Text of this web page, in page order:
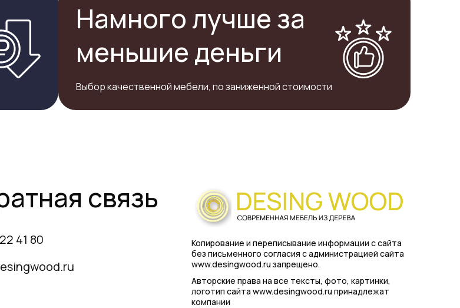
Намного лучше за
меньшие деньги
Выбор качественной мебели, по заниженной стоимости
связь
41 80
Копирование и переписывание информации с сайта
без письменного согласия с администрацией сайта
www.desingwood.ru запрещено.
Авторские права на все тексты, фото, картинки,
логотип сайта www.desingwood.ru принадлежат
компании